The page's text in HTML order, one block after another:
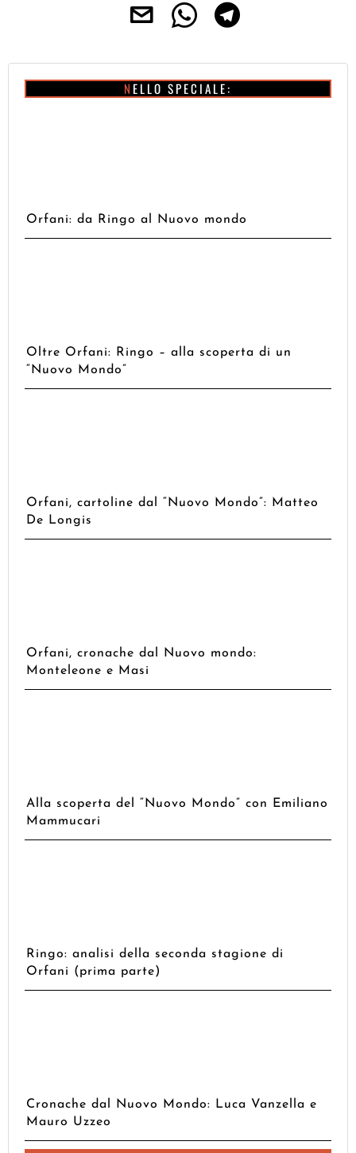
NELLO SPECIALE:
Orfani: da Ringo al Nuovo mondo
Oltre Orfani: Ringo – alla scoperta di un
“Nuovo Mondo”
Orfani, cartoline dal “Nuovo Mondo”: Matteo
De Longis
Orfani, cronache dal Nuovo mondo:
Monteleone e Masi
Alla scoperta del “Nuovo Mondo” con Emiliano
Mammucari
Ringo: analisi della seconda stagione di
Orfani (prima parte)
Cronache dal Nuovo Mondo: Luca Vanzella e
Mauro Uzzeo